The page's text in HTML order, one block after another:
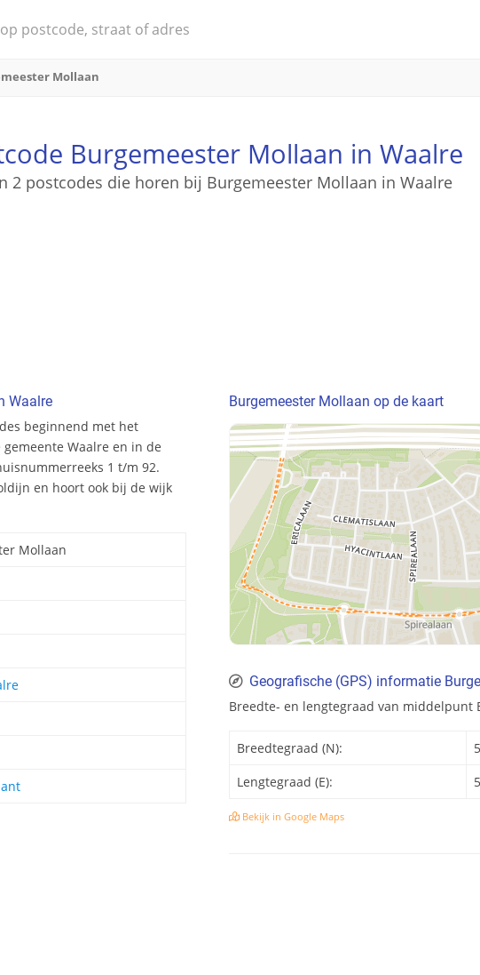
Mollaan
Burgemeester Mollaan in Waalre
2 postcodes die horen bij Burgemeester Mollaan in Waalre
Waalre
beginnend met het
Waalre en in de
1 t/m 92.
en hoort ook bij de wijk
Mollaan
Burgemeester Mollaan op de kaart
Geografische (GPS) informatie
Breedte- en lengtegraad van middelpunt
Breedtegraad (N):
Lengtegraad (E):
Bekijk in Google Maps